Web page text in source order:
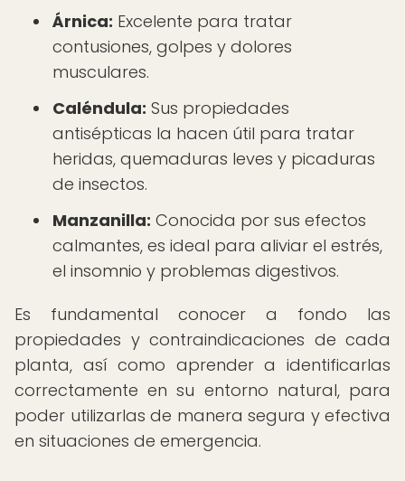
Árnica: Excelente para tratar
contusiones, golpes y dolores
musculares.
Caléndula: Sus propiedades
antisépticas la hacen útil para tratar
heridas, quemaduras leves y picaduras
de insectos.
Manzanilla: Conocida por sus efectos
calmantes, es ideal para aliviar el estrés,
el insomnio y problemas digestivos.
Es fundamental conocer a fondo las
propiedades y contraindicaciones de cada
planta, así como aprender a identificarlas
correctamente en su entorno natural, para
poder utilizarlas de manera segura y efectiva
en situaciones de emergencia.